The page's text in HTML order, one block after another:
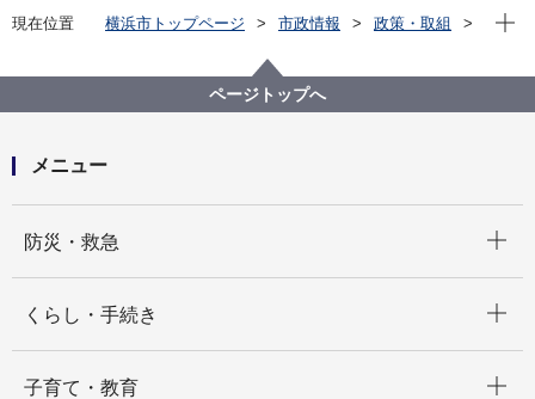
現在位置 横浜市トップページ 市政情報
政策・取組
海外事務所による新型コロナウイルス関連リポート等
現在
ページトップへ
メニュー
防災・救急
くらし・手続き
子育て・教育